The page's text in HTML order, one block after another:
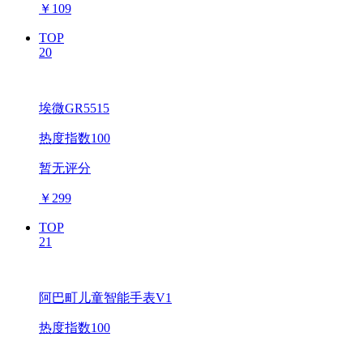
￥ 109
TOP
20
埃微GR5515
热度指数100
暂无评分
￥ 299
TOP
21
阿巴町儿童智能手表V1
热度指数100